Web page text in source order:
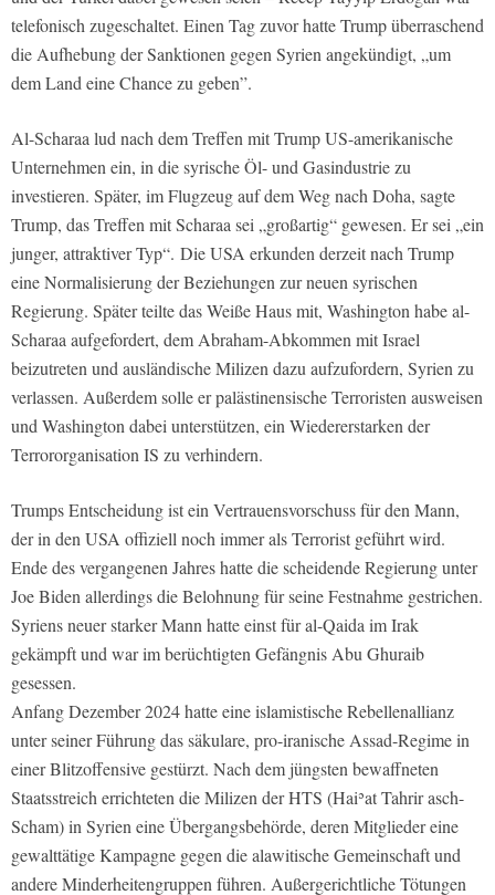
telefonisch zugeschaltet. Einen Tag zuvor hatte Trump überraschend
die Aufhebung der Sanktionen gegen Syrien angekündigt, „um
dem Land eine Chance zu geben”.
Al-Scharaa lud nach dem Treffen mit Trump US-amerikanische
Unternehmen ein, in die syrische Öl- und Gasindustrie zu
investieren. Später, im Flugzeug auf dem Weg nach Doha, sagte
Trump, das Treffen mit Scharaa sei „großartig“ gewesen. Er sei „ein
junger, attraktiver Typ“. Die USA erkunden derzeit nach Trump
eine Normalisierung der Beziehungen zur neuen syrischen
Regierung. Später teilte das Weiße Haus mit, Washington habe al-
Scharaa aufgefordert, dem Abraham-Abkommen mit Israel
beizutreten und ausländische Milizen dazu aufzufordern, Syrien zu
verlassen. Außerdem solle er palästinensische Terroristen ausweisen
und Washington dabei unterstützen, ein Wiedererstarken der
Terrororganisation IS zu verhindern.
Trumps Entscheidung ist ein Vertrauensvorschuss für den Mann,
der in den USA offiziell noch immer als Terrorist geführt wird.
Ende des vergangenen Jahres hatte die scheidende Regierung unter
Joe Biden allerdings die Belohnung für seine Festnahme gestrichen.
Syriens neuer starker Mann hatte einst für al-Qaida im Irak
gekämpft und war im berüchtigten Gefängnis Abu Ghuraib
gesessen.
Anfang Dezember 2024 hatte eine islamistische Rebellenallianz
unter seiner Führung das säkulare, pro-iranische Assad-Regime in
einer Blitzoffensive gestürzt. Nach dem jüngsten bewaffneten
Staatsstreich errichteten die Milizen der HTS (Haiʾat Tahrir asch-
Scham) in Syrien eine Übergangsbehörde, deren Mitglieder eine
gewalttätige Kampagne gegen die alawitische Gemeinschaft und
andere Minderheitengruppen führen. Außergerichtliche Tötungen